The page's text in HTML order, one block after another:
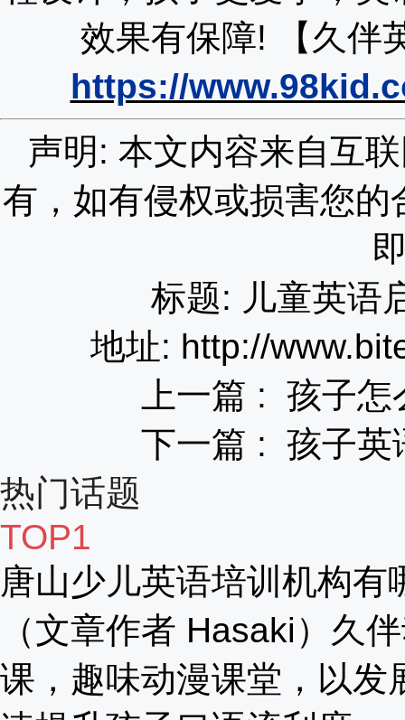
效果有保障!
【久
https://
声明: 本文内容来自互
有，如有侵权或损害您
标题: 儿童英语
地址: http://
上一篇 : 孩子怎
下一篇 : 孩子英
热门话题
TOP1
唐山少儿英语培训机构
（文章作者 Hasaki）久
课，趣味动漫课堂，以发